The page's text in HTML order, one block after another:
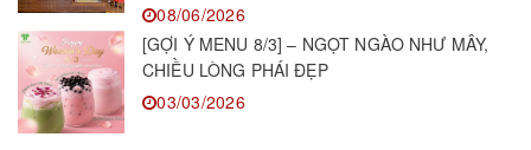
08/06/2026
[GỢI Ý MENU 8/3] – NGỌT NGÀO NHƯ MÂY,
CHIỀU LÒNG PHÁI ĐẸP
03/03/2026